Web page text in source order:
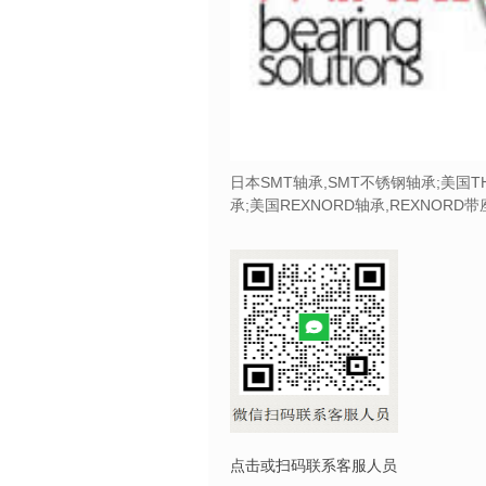
日本SMT轴承,SMT不锈钢轴承;美国
承;美国REXNORD轴承,REXNORD带
点击或扫码联系客服人员